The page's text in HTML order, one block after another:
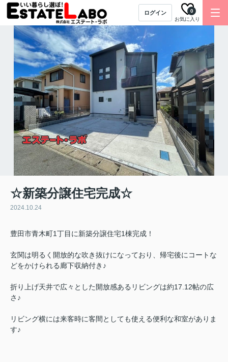
ログイン
お気に入り
0
☆新築分譲住宅完成☆
2024.10.24
豊田市青木町1丁目に新築分譲住宅1棟完成！
玄関は明るく開放的な吹き抜けになっており、帰宅後にコートな
どをかけられる廊下収納付き♪
折り上げ天井で広々とした開放感あるリビングは約17.12帖の広
さ♪
リビング横には来客時に客間としても使える便利な和室がありま
す♪